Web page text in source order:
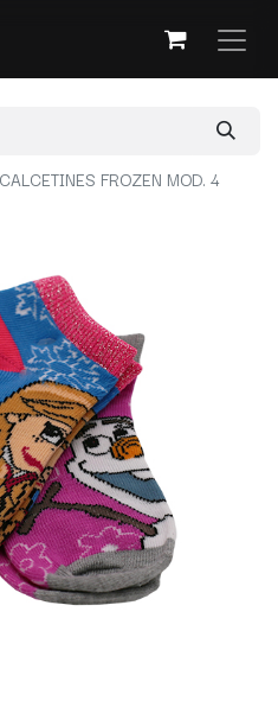
FROZEN MOD. 4